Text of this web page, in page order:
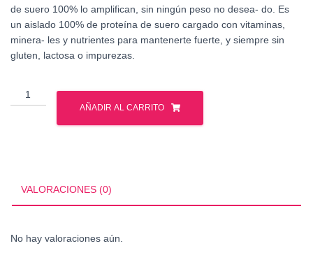
de suero 100% lo amplifican, sin ningún peso no desea- do. Es
un aislado 100% de proteína de suero cargado con vitaminas,
minera- les y nutrientes para mantenerte fuerte, y siempre sin
gluten, lactosa o impurezas.
NATURES
BEST
AÑADIR AL CARRITO
VALORACIONES (0)
No hay valoraciones aún.